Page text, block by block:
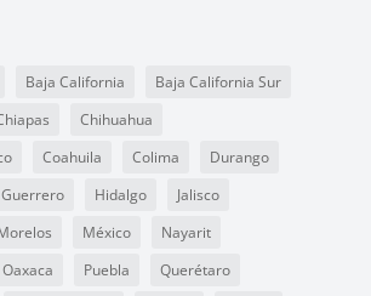
Baja California
Baja California Sur
Chihuahua
Coahuila Colima
Durango
Guerrero Hidalgo
Jalisco
México
Nayarit
Oaxaca Puebla
Querétaro